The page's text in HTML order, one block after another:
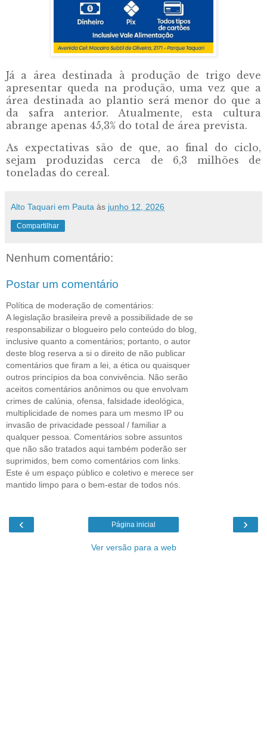
Já a área destinada à produção de trigo deve
apresentar queda na produção, uma vez que a
área destinada ao plantio será menor do que a
da safra anterior. Atualmente, esta cultura
abrange apenas 45,3% do total de área prevista.
As expectativas são de que, ao final do ciclo,
sejam produzidas cerca de 6,3 milhões de
toneladas do cereal.
Alto Taquari em Pauta às junho 12, 2026
Compartilhar
Nenhum comentário:
Postar um comentário
Política de moderação de comentários:
A legislação brasileira prevê a possibilidade de se
responsabilizar o blogueiro pelo conteúdo do blog,
inclusive quanto a comentários; portanto, o autor
deste blog reserva a si o direito de não publicar
comentários que firam a lei, a ética ou quaisquer
outros princípios da boa convivência. Não serão
aceitos comentários anônimos ou que envolvam
crimes de calúnia, ofensa, falsidade ideológica,
multiplicidade de nomes para um mesmo IP ou
invasão de privacidade pessoal / familiar a
qualquer pessoa. Comentários sobre assuntos
que não são tratados aqui também poderão ser
suprimidos, bem como comentários com links.
Este é um espaço público e coletivo e merece ser
mantido limpo para o bem-estar de todos nós.
‹ ›
Página inicial
Ver versão para a web